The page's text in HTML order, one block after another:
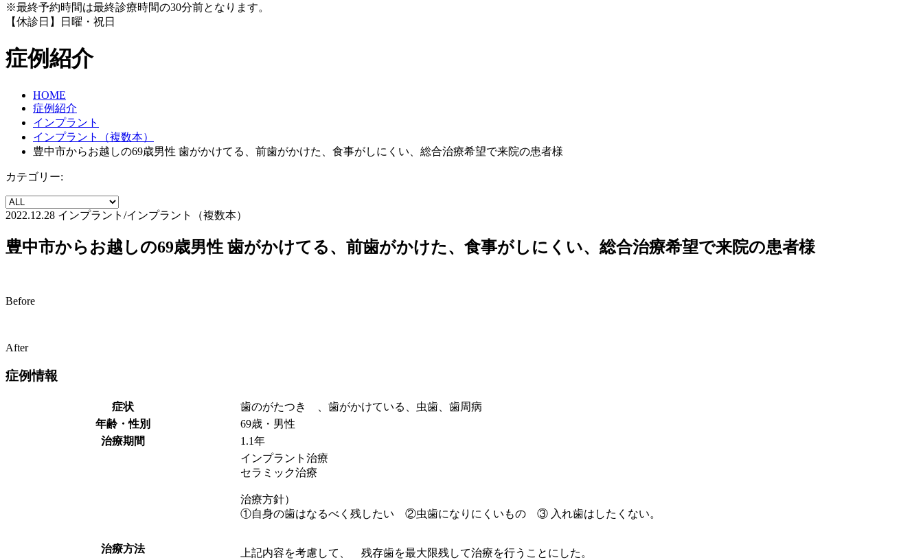
※最終予約時間は最終診療時間の30分前となります。
【休診日】日曜・祝日
症例紹介
HOME
症例紹介
インプラント
インプラント（複数本）
豊中市からお越しの69歳男性 歯がかけてる、前歯がかけた、食事がしにくい、総合治療希望で来院の患者様
カテゴリー:
2022.12.28 インプラント/インプラント（複数本）
豊中市からお越しの69歳男性 歯がかけてる、前歯がかけた、食事がしにくい、総合治療希望で来院の患者様
Before
After
症例情報
症状
歯のがたつき 、歯がかけている、虫歯、歯周病
年齢・性別
69歳・男性
治療期間
1.1年
治療方法
インプラント治療
セラミック治療
治療方針）
①自身の歯はなるべく残したい ②虫歯になりにくいもの ③ 入れ歯はしたくない。
上記内容を考慮して、 残存歯を最大限残して治療を行うことにした。